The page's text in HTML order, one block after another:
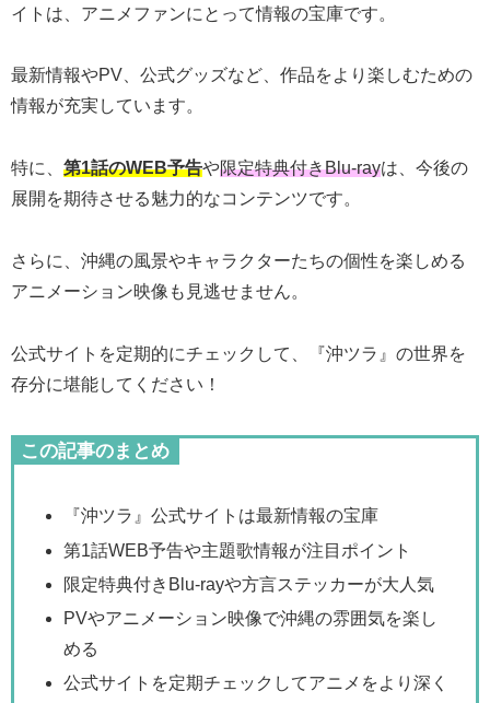
イトは、アニメファンにとって情報の宝庫です。
最新情報やPV、公式グッズなど、作品をより楽しむための
情報が充実しています。
特に、 第1話のWEB予告や限定特典付きBlu-rayは、今後の
展開を期待させる魅力的なコンテンツです。
さらに、沖縄の風景やキャラクターたちの個性を楽しめる
アニメーション映像も見逃せません。
公式サイトを定期的にチェックして、『沖ツラ』の世界を
存分に堪能してください！
この記事のまとめ
『沖ツラ』公式サイトは最新情報の宝庫
第1話WEB予告や主題歌情報が注目ポイント
限定特典付きBlu-rayや方言ステッカーが大人気
PVやアニメーション映像で沖縄の雰囲気を楽し
める
公式サイトを定期チェックしてアニメをより深く